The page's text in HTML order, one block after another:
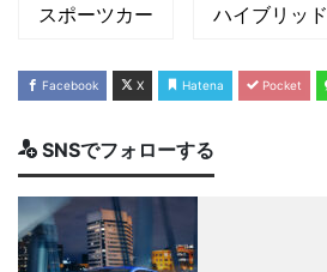
スポーツカー ハイブリッド
Facebook X Hatena Pocket
SNSでフォローする